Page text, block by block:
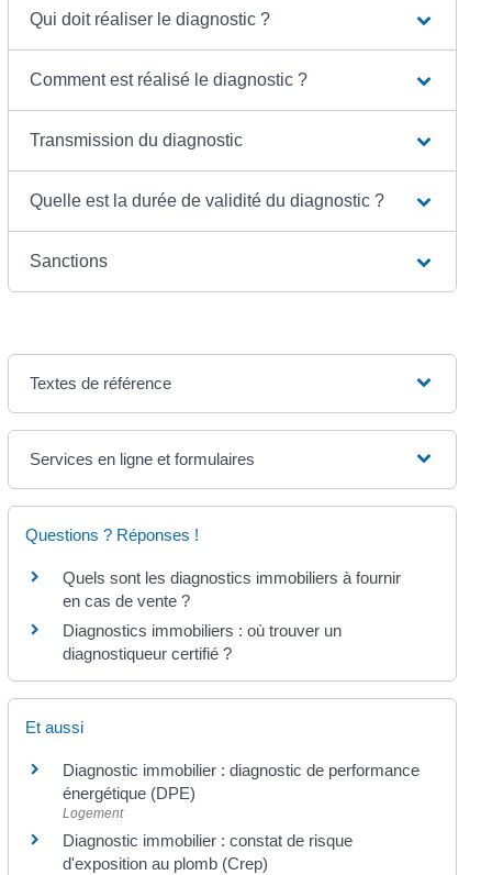
Qui doit réaliser le diagnostic ?
Comment est réalisé le diagnostic ?
Transmission du diagnostic
Quelle est la durée de validité du diagnostic ?
Sanctions
Textes de référence
Services en ligne et formulaires
Questions ? Réponses !
Quels sont les diagnostics immobiliers à fournir
en cas de vente ?
Diagnostics immobiliers : où trouver un
diagnostiqueur certifié ?
Et aussi
Diagnostic immobilier : diagnostic de performance
énergétique (DPE)
Logement
Diagnostic immobilier : constat de risque
d'exposition au plomb (Crep)